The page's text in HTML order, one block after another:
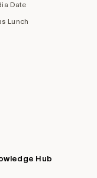
Date
Lunch
Hub